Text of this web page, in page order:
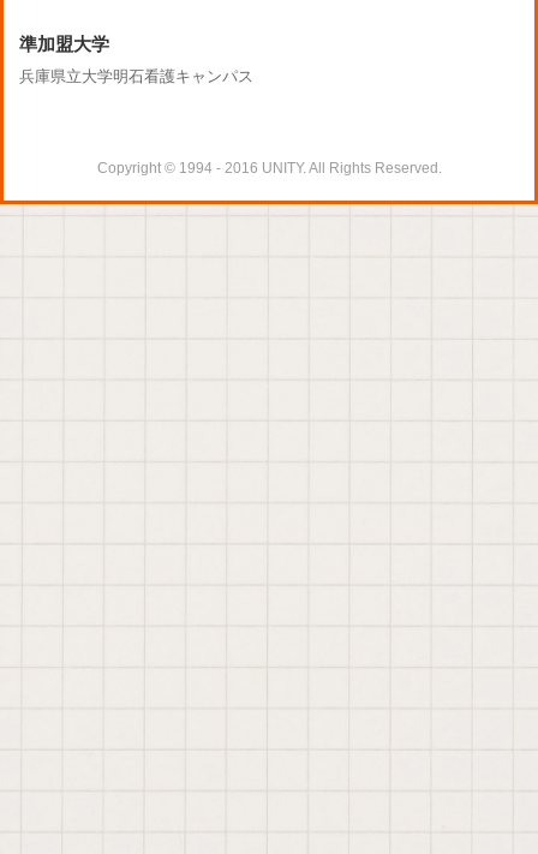
準加盟大学
兵庫県立大学明石看護キャンパス
Copyright © 1994 - 2016 UNITY. All Rights Reserved.